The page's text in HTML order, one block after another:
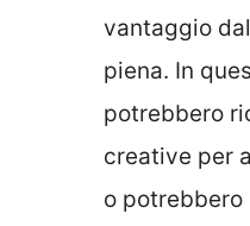
vantaggio
piena. In
potrebbero
creative per
o